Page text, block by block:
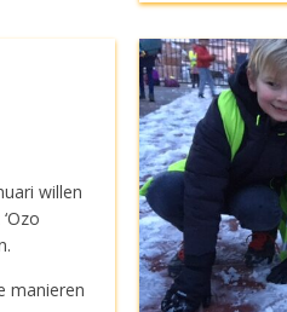
willen
manieren